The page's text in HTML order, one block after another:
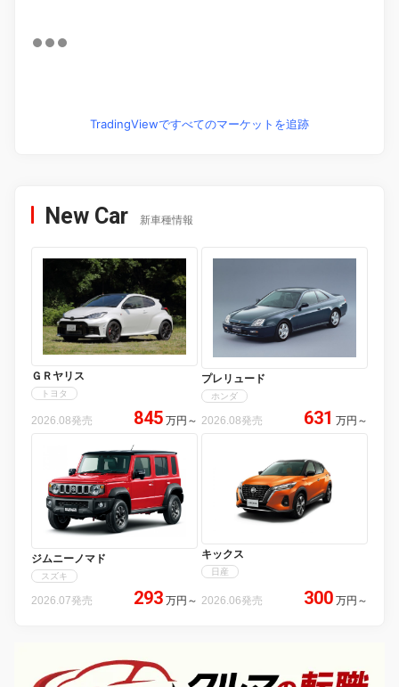
TradingViewですべてのマーケットを追跡
New Car 新車種情報
ＧＲヤリス
トヨタ
2026.08発売 845 万円 ～
プレリュード
ホンダ
2026.08発売 631 万円 ～
ジムニーノマド
スズキ
2026.07発売 293 万円 ～
キックス
日産
2026.06発売 300 万円 ～